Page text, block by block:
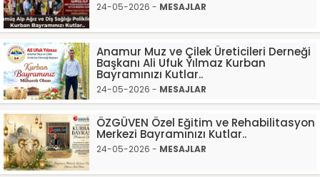
24-05-2026 - MESAJLAR
Anamur Muz ve Çilek Üreticileri Derneği
Başkanı Ali Ufuk Yılmaz Kurban
Bayramınızı Kutlar..
24-05-2026 - MESAJLAR
ÖZGÜVEN Özel Eğitim ve Rehabilitasyon
Merkezi Bayramınızı Kutlar..
24-05-2026 - MESAJLAR